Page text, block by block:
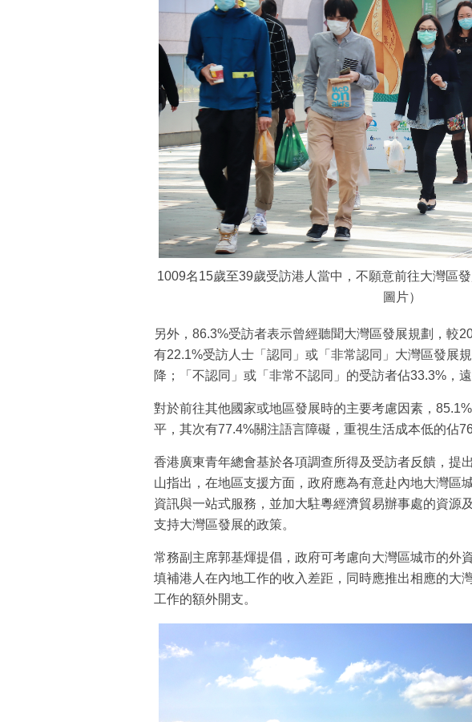
1009名15歲至39歲受訪港人當中，不願意前往大灣區
圖片）
另外，86.3%受訪者表示曾經聽聞大灣區發展規劃，較
有22.1%受訪人士「認同」或「非常認同」大灣區發展
降；「不認同」或「非常不認同」的受訪者佔33.3%，
對於前往其他國家或地區發展時的主要考慮因素，
平，其次有77.4%關注語言障礙，重視生活成本低的佔
香港廣東青年總會基於各項調查所得及受訪者反饋，提
山指出，在地區支援方面，政府應為有意赴內地大灣區
資訊與一站式服務，並加大駐粵經濟貿易辦事處的資源
支持大灣區發展的政策。
常務副主席郭基煇提倡，政府可考慮向大灣區城市的外
填補港人在內地工作的收入差距，同時應推出相應的大
工作的額外開支。